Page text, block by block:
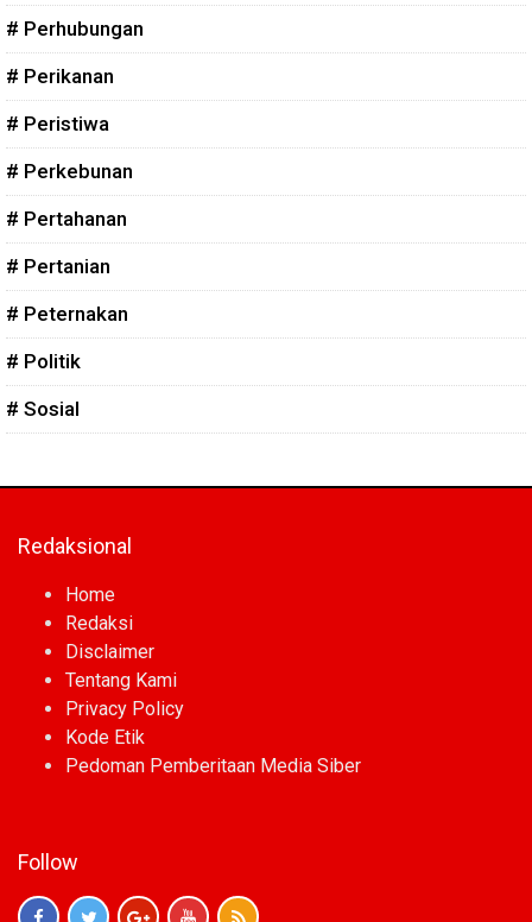
# Perhubungan
# Perikanan
# Peristiwa
# Perkebunan
# Pertahanan
# Pertanian
# Peternakan
# Politik
# Sosial
Redaksional
Home
Redaksi
Disclaimer
Tentang Kami
Privacy Policy
Kode Etik
Pedoman Pemberitaan Media Siber
Follow